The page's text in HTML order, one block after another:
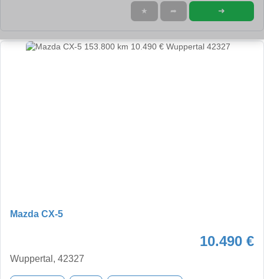
★ ➦ ➜
Mazda CX-5
10.490 €
Wuppertal, 42327